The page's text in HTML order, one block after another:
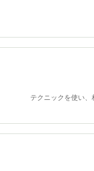
い、相手の逆を